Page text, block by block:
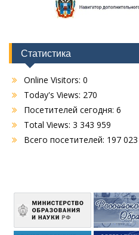
Статистика
Online Visitors: 0
Today's Views: 270
Посетителей сегодня: 6
Total Views: 3 343 959
Всего посетителей: 197 023